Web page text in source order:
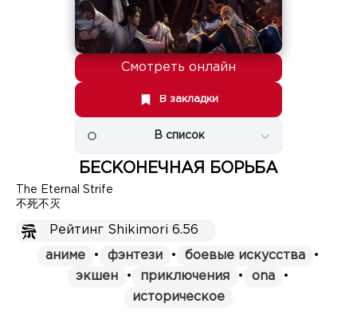
Смотреть онлайн
В закладки
В список
БЕСКОНЕЧНАЯ БОРЬБА
The Eternal Strife
不死不灭
Рейтинг Shikimori 6.56
аниме • фэнтези • боевые искусства
•
экшен
• приключения • ona
•
историческое